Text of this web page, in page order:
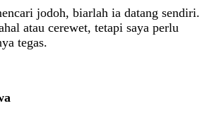
jodoh, biarlah ia datang sendiri.
atau cerewet, tetapi saya perlu
tegas.